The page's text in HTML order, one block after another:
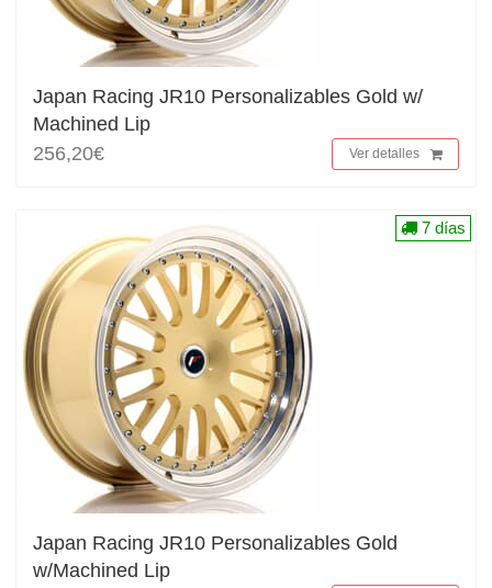
Japan Racing JR10 Personalizables Gold w/
Machined Lip
256,20€
Ver detalles
Japan Racing JR10 Personalizables Gold
w/Machined Lip
7 días